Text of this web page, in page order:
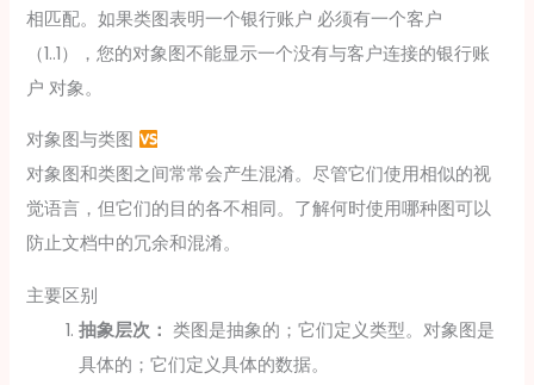
相匹配。如果类图表明一个银行账户 必须有一个客户
（1..1），您的对象图不能显示一个没有与客户连接的银行账
户 对象。
对象图与类图
对象图和类图之间常常会产生混淆。尽管它们使用相似的视
觉语言，但它们的目的各不相同。了解何时使用哪种图可以
防止文档中的冗余和混淆。
主要区别
抽象层次： 类图是抽象的；它们定义类型。对象图是
具体的；它们定义具体的数据。